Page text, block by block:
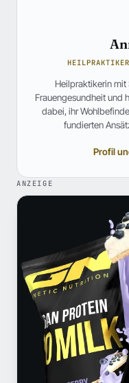
Heilpraktikerin
Frauengesundheit und
dabei, ihr
fundierten
Profil
ANZEIGE